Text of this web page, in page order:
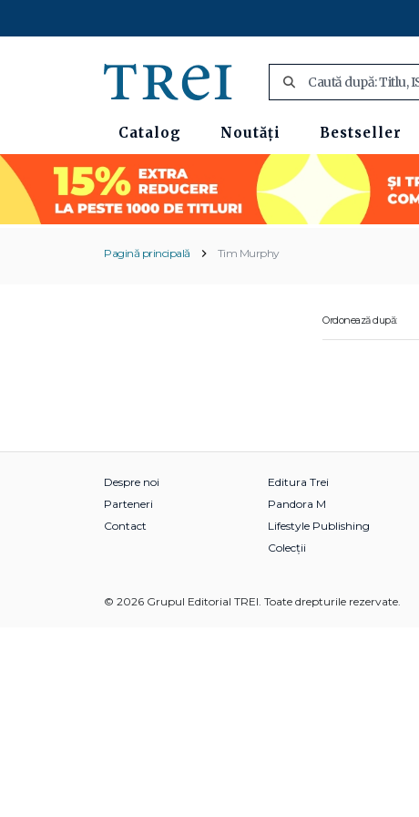
Catalog Noutăți Bestseller
Pagină principală Tim Murphy
Ordonează după:
Despre noi
Parteneri
Contact
Editura Trei
Pandora M
Lifestyle Publishing
Colecții
© 2026 Grupul Editorial TREI. Toate drepturile rezervate.